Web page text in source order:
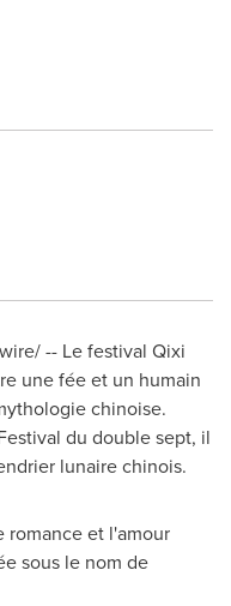
-- Le festival Qixi
une fée et un humain
chinoise.
du double sept, il
lunaire chinois.
romance et l'amour
sous le nom de